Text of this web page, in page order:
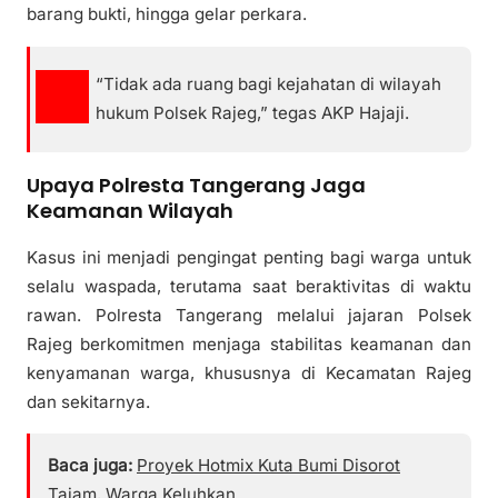
barang bukti, hingga gelar perkara.
“Tidak ada ruang bagi kejahatan di wilayah
hukum Polsek Rajeg,” tegas AKP Hajaji.
Upaya Polresta Tangerang Jaga
Keamanan Wilayah
Kasus ini menjadi pengingat penting bagi warga untuk
selalu waspada, terutama saat beraktivitas di waktu
rawan. Polresta Tangerang melalui jajaran Polsek
Rajeg berkomitmen menjaga stabilitas keamanan dan
kenyamanan warga, khususnya di Kecamatan Rajeg
dan sekitarnya.
Baca juga: Proyek Hotmix Kuta Bumi Disorot